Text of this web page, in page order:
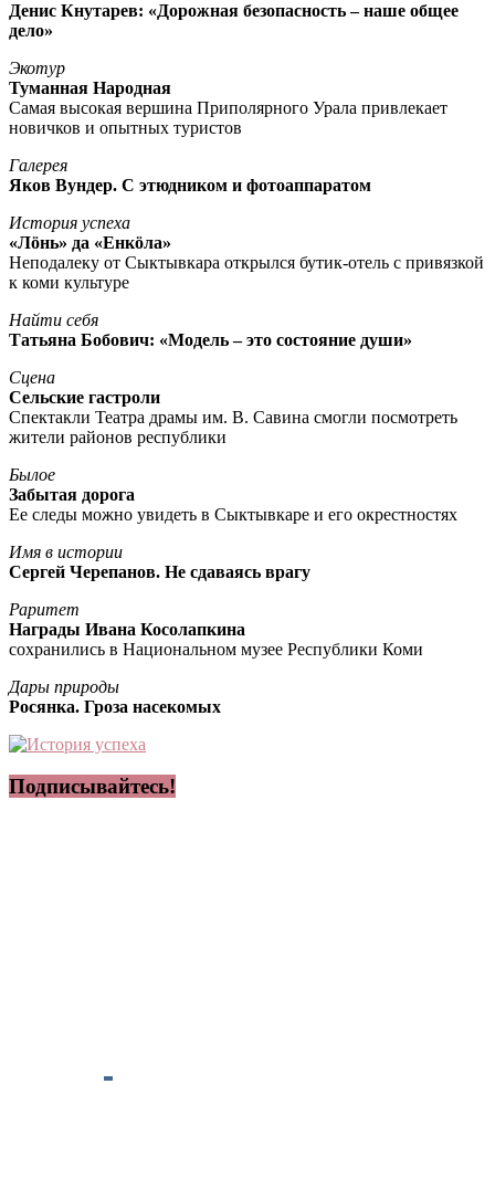
Денис Кнутарев: «Дорожная безопасность – наше общее
дело»
Экотур
Туманная Народная
Самая высокая вершина Приполярного Урала привлекает
новичков и опытных туристов
Галерея
Яков Вундер. С этюдником и фотоаппаратом
История успеха
«Лöнь» да «Енкöла»
Неподалеку от Сыктывкара открылся бутик-отель с привязкой
к коми культуре
Найти себя
Татьяна Бобович: «Модель – это состояние души»
Сцена
Сельские гастроли
Спектакли Театра драмы им. В. Савина смогли посмотреть
жители районов республики
Былое
Забытая дорога
Ее следы можно увидеть в Сыктывкаре и его окрестностях
Имя в истории
Сергей Черепанов. Не сдаваясь врагу
Раритет
Награды Ивана Косолапкина
сохранились в Национальном музее Республики Коми
Дары природы
Росянка. Гроза насекомых
Подписывайтесь!